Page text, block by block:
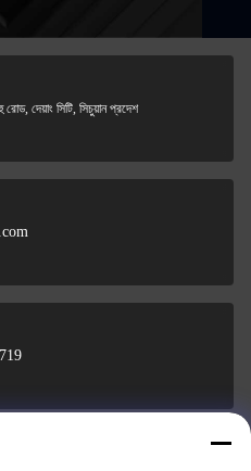
দেয়াং সিটি, সিচুয়ান প্রদেশ